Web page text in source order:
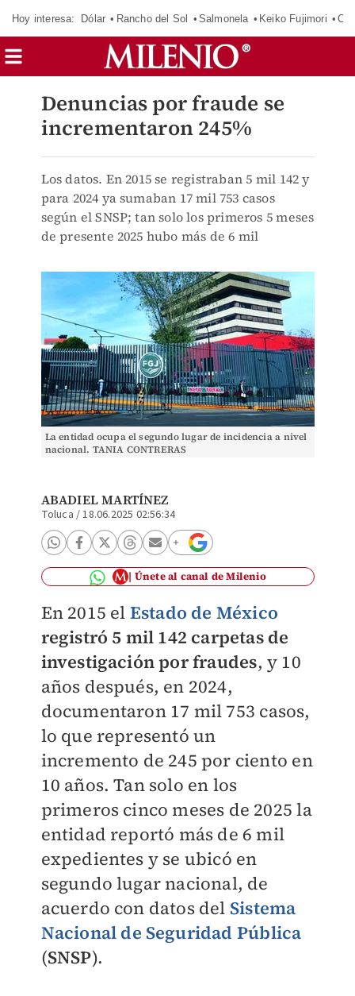
Hoy interesa: Dólar Rancho del Sol Salmonela Keiko Fujimori
Denuncias por fraude se
incrementaron 245%
Los datos. En 2015 se registraban 5 mil 142 y
para 2024 ya sumaban 17 mil 753 casos
según el SNSP; tan solo los primeros 5 meses
de presente 2025 hubo más de 6 mil
La entidad ocupa el segundo lugar de incidencia a nivel
nacional. TANIA CONTRERAS
ABADIEL MARTÍNEZ
Toluca /18.06.2025 02:56:34
Únete al canal de Milenio
En 2015 el Estado de México
registró 5 mil 142 carpetas de
investigación por fraudes, y 10
años después, en 2024,
documentaron 17 mil 753 casos,
lo que representó un
incremento de 245 por ciento en
10 años. Tan solo en los
primeros cinco meses de 2025 la
entidad reportó más de 6 mil
expedientes y se ubicó en
segundo lugar nacional, de
acuerdo con datos del Sistema
Nacional de Seguridad Pública
(SNSP).